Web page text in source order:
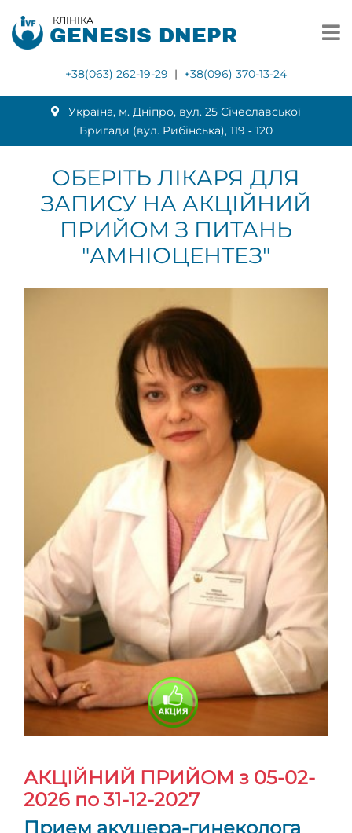
КЛІНІКА
GENESIS DNEPR
+38(063) 262-19-29 | +38(096) 370-13-24
Українa, м. Дніпро, вул. 25 Січеславської
Бригади (вул. Рибінська), 119 ‑ 120
ОБЕРІТЬ ЛІКАРЯ ДЛЯ
ЗАПИСУ НА АКЦІЙНИЙ
ПРИЙОМ З ПИТАНЬ
"АМНІОЦЕНТЕЗ"
АКЦІЙНИЙ ПРИЙОМ з 05-02-
2026 по 31-12-2027
Прием акушера-гинеколога